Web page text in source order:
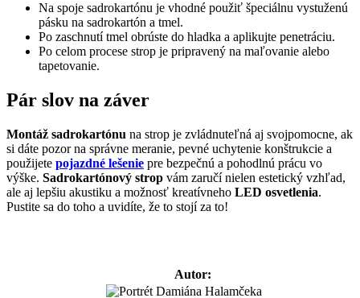
Na spoje sadrokartónu je vhodné použiť špeciálnu vystuženú
pásku na sadrokartón a tmel.
Po zaschnutí tmel obrúste do hladka a aplikujte penetráciu.
Po celom procese strop je pripravený na maľovanie alebo
tapetovanie.
Pár slov na záver
Montáž sadrokartónu na strop je zvládnuteľná aj svojpomocne, ak
si dáte pozor na správne meranie, pevné uchytenie konštrukcie a
použijete pojazdné lešenie pre bezpečnú a pohodlnú prácu vo
výške. Sadrokartónový strop vám zaručí nielen estetický vzhľad,
ale aj lepšiu akustiku a možnosť kreatívneho LED osvetlenia.
Pustite sa do toho a uvidíte, že to stojí za to!
Autor: